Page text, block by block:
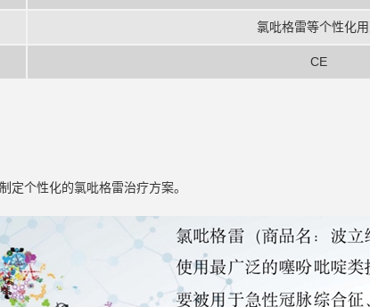
氯吡格雷等个性化
CE
定个性化的氯吡格雷治疗方案。